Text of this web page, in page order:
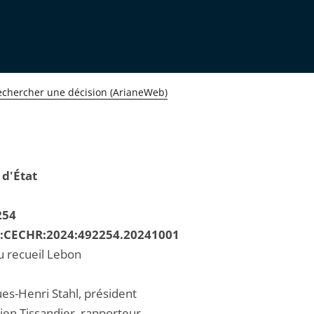
une décision (ArianeWeb)
d'État
recueil Lebon
Henri Stahl, président